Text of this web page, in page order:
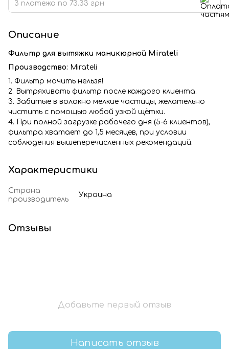
3 платежа по 73.33 грн
Описание
Фильтр для вытяжки маникюрной Mirateli
Производство: Mirateli
1. Фильтр мочить нельзя!
2. Вытряхивать фильтр после каждого клиента.
3. Забитые в волокно мелкие частицы, желательно
чистить с помощью любой узкой щётки.
4. При полной загрузке рабочего дня (5-6 клиентов),
фильтра хватает до 1,5 месяцев, при условии
соблюдения вышеперечисленных рекомендаций.
Характеристики
Страна
производитель
Украина
Отзывы
Добавьте первый отзыв
Написать отзыв